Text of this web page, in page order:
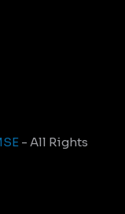
- All Rights